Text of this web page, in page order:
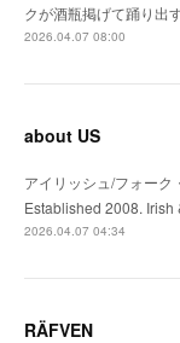
クが酒瓶掲げて踊り出
2026.04.07 08:00
about US
アイリッシュ/フォーク
Established 2008.
2026.04.07 04:34
RÄFVEN